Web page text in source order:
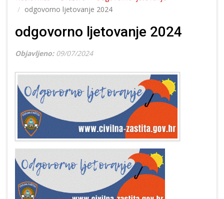
odgovorno ljetovanje 2024
odgovorno ljetovanje 2024
Objavljeno: 09/07/2024